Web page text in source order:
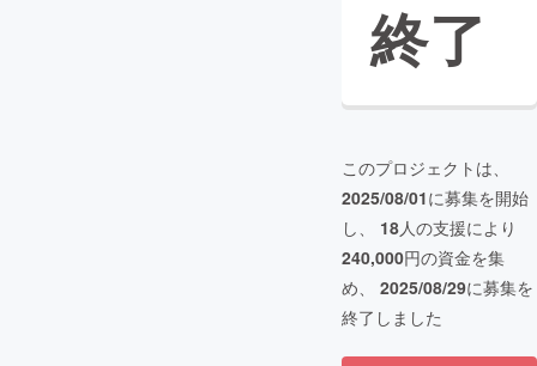
終了
このプロジェクトは、
2025/08/01に募集を開始
し、 18人の支援により
240,000円の資金を集
め、 2025/08/29に募集を
終了しました